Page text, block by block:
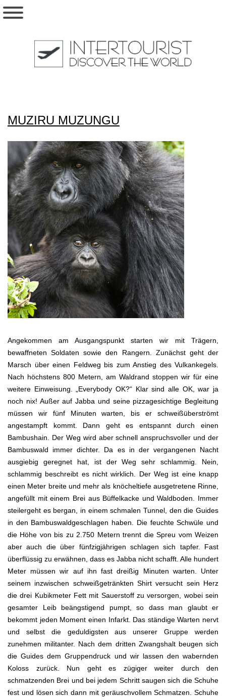
MUZIRU MUZUNGU
Angekommen am Ausgangspunkt starten wir mit Trägern,
bewaffneten Soldaten sowie den Rangern. Zunächst geht der
Marsch über einen Feldweg bis zum Anstieg des Vulkankegels.
Nach höchstens 800 Metern, am Waldrand stoppen wir für eine
weitere Einweisung. „Everybody OK?“ Klar sind alle OK, war ja
noch nix! Außer auf Jabba und seine pizzagesichtige Begleitung
müssen wir fünf Minuten warten, bis er schweißüberströmt
angestampft kommt. Dann geht es entspannt durch einen
Bambushain. Der Weg wird aber schnell anspruchsvoller und der
Bambuswald immer dichter. Da es in der vergangenen Nacht
ausgiebig geregnet hat, ist der Weg sehr schlammig. Nein,
schlammig beschreibt es nicht wirklich. Der Weg ist eine knapp
einen Meter breite und mehr als knöcheltiefe ausgetretene Rinne,
angefüllt mit einem Brei aus Büffelkacke und Waldboden. Immer
steilergeht es bergan, in einem schmalen Tunnel, den die Guides
in den Bambuswaldgeschlagen haben. Die feuchte Schwüle und
die Höhe von bis zu 2.750 Metern trennt die Spreu vom Weizen
aber auch die über fünfzigjährigen schlagen sich tapfer. Fast
überflüssig zu erwähnen, dass es Jabba nicht schafft. Alle hundert
Meter müssen wir auf ihn fast dreißig Minuten warten. Unter
seinem inzwischen schweißgetränkten Shirt versucht sein Herz
die drei Kubikmeter Fett mit Sauerstoff zu versorgen, wobei sein
gesamter Leib beängstigend pumpt, so dass man glaubt er
bekommt jeden Moment einen Infarkt. Das ständige Warten nervt
und selbst die geduldigsten aus unserer Gruppe werden
zunehmen militanter. Nach dem dritten Zwangshalt beugen sich
die Guides dem Gruppendruck und wir lassen den wabernden
Koloss zurück. Nun geht es zügiger weiter durch den
schmatzenden Brei und bei jedem Schritt saugen sich die Schuhe
fest und lösen sich dann mit geräuschvollem Schmatzen. Schuhe